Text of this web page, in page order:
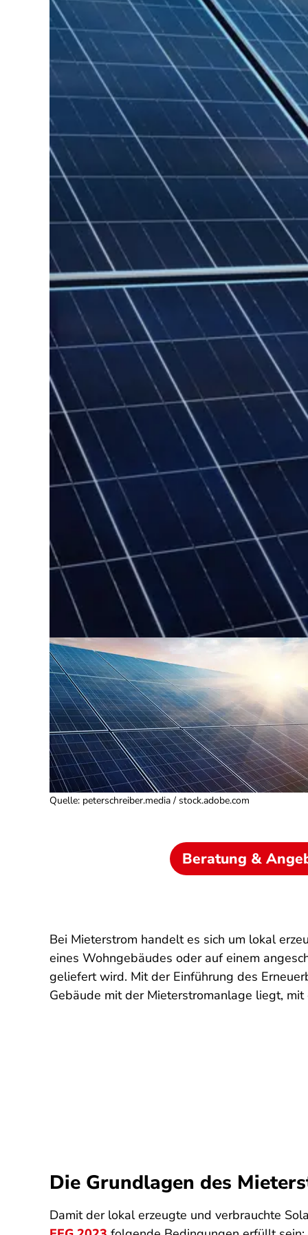
Quelle: peterschreiber.media / stock.adobe.com
Beratung &
Bei Mieterstrom handelt es sich um lokal
eines Wohngebäudes oder auf einem
geliefert wird. Mit der Einführung des
Gebäude mit der Mieterstromanlage liegt,
Die Grundlagen des
Damit der lokal erzeugte und verbrauchte